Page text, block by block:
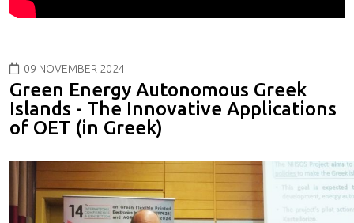
09 NOVEMBER 2024
Green Energy Autonomous Greek
Islands - The Innovative Applications
of OET (in Greek)